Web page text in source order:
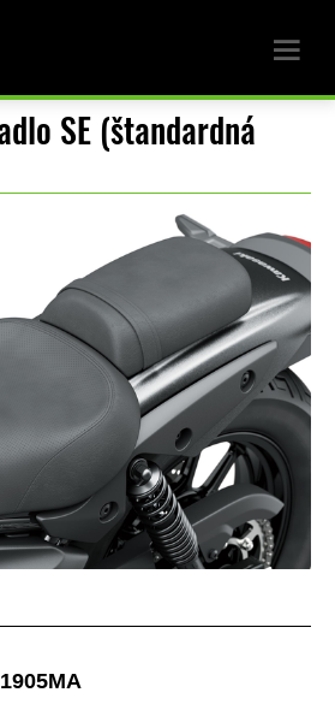
SE (štandardná